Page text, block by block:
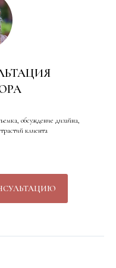
обсуждение дизайна,
клиента